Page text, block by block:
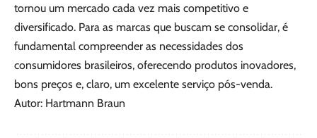
tornou um mercado cada vez mais competitivo e
diversificado. Para as marcas que buscam se consolidar, é
fundamental compreender as necessidades dos
consumidores brasileiros, oferecendo produtos inovadores,
bons preços e, claro, um excelente serviço pós-venda.
Autor: Hartmann Braun